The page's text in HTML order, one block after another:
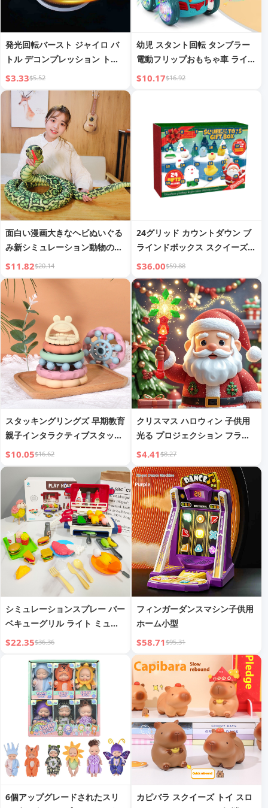
発光回転バースト ジャイロ バ
トル デコンプレッション トイ
子供 男の子
$3.33$5.52
幼児 スタント回転 タンブラー
電動フリップおもちゃ車 ライト
＆ミュージック付き
$10.17$16.92
面白い漫画大きなヘビぬいぐる
み新シミュレーション動物の大
きなサイズ
$11.82$20.14
24グリッド カウントダウン ブ
ラインドボックス スクイーズト
イ ストレス解消 キャラクター
おもちゃ
$36.00$59.88
スタッキングリングズ 早期教育
親子インタラクティブスタッキ
ングリングズ 教育用ティーザー
おもちゃ
$10.05$16.62
クリスマス ハロウィン 子供用
光る プロジェクション フラッ
シュライト
$4.41$8.27
シミュレーションスプレー バー
ベキューグリル ライト ミュー
ジック フードカラーチェンジ
$22.35$36.36
フィンガーダンスマシン子供用
ホーム小型
$58.71$95.31
6個アップグレードされたスリ
カピバラ スクイーズ トイ スロ